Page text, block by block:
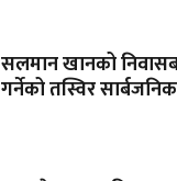
सलमान खानको
गर्नेको तस्विर सार्बजनिक